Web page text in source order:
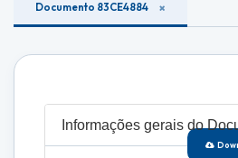
Documento 83CE4884
Informações gerais do